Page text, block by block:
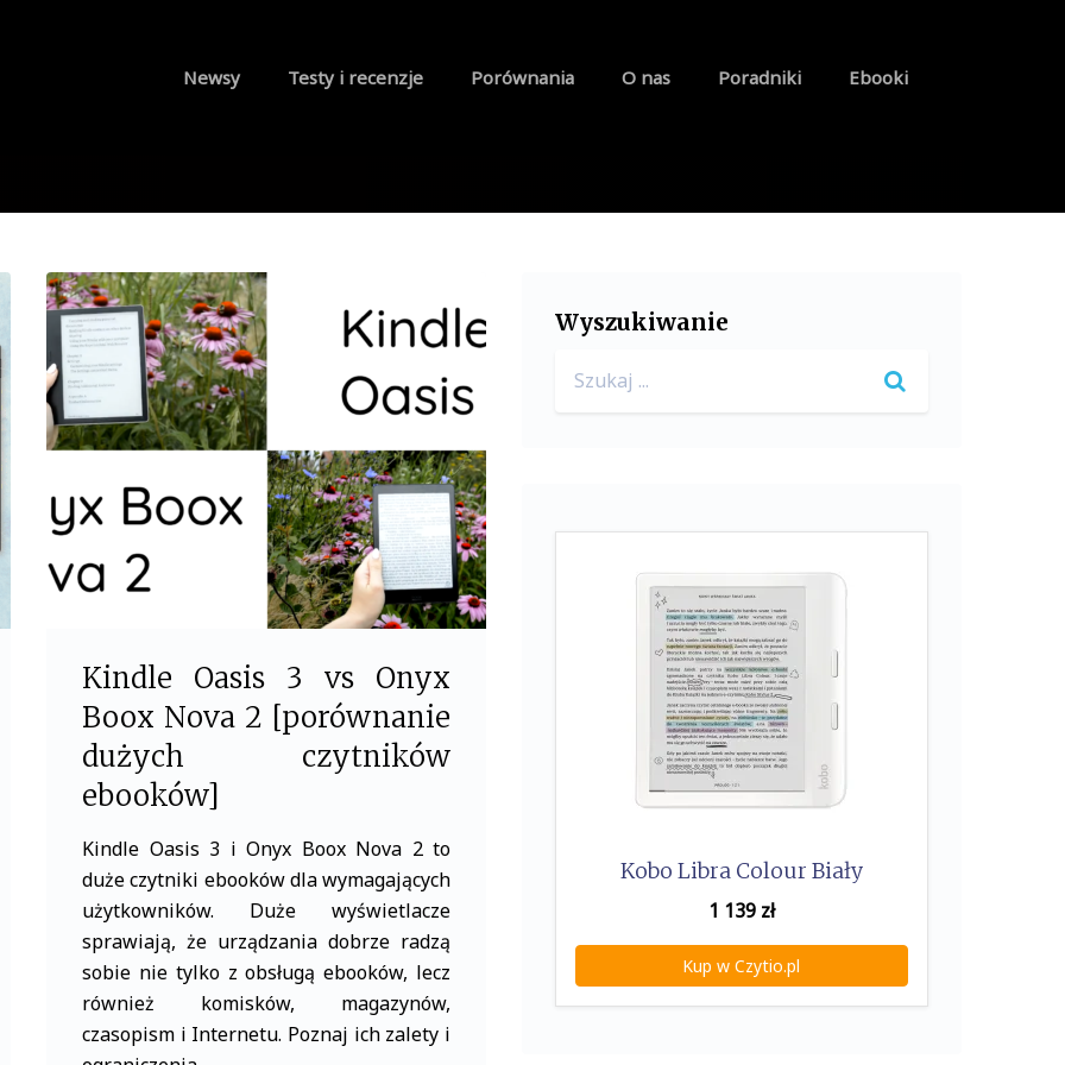
Newsy Testy i recenzje Porównania O nas Poradniki Ebooki
Kindle Oasis 3 vs Onyx
Boox Nova 2 [porównanie
dużych czytników
ebooków]
Kindle Oasis 3 i Onyx Boox Nova 2 to
duże czytniki ebooków dla wymagających
użytkowników. Duże wyświetlacze
sprawiają, że urządzania dobrze radzą
sobie nie tylko z obsługą ebooków, lecz
również komisków, magazynów,
czasopism i Internetu. Poznaj ich zalety i
Wyszukiwanie
for:
Kobo Libra Colour Biały
1 139zł
Kup w Czytio.pl